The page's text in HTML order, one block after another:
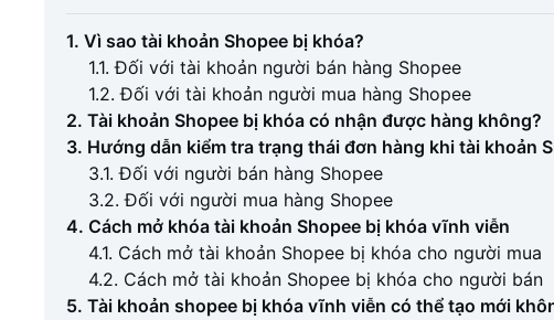
1. Vì sao tài khoản Shopee bị khóa?
1.1. Đối với tài khoản người bán hàng Shopee
1.2. Đối với tài khoản người mua hàng Shopee
2. Tài khoản Shopee bị khóa có nhận được hàng không?
3. Hướng dẫn kiểm tra trạng thái đơn hàng khi tài khoản
3.1. Đối với người bán hàng Shopee
3.2. Đối với người mua hàng Shopee
4. Cách mở khóa tài khoản Shopee bị khóa vĩnh viễn
4.1. Cách mở tài khoản Shopee bị khóa cho người mua
4.2. Cách mở tài khoản Shopee bị khóa cho người bán
5. Tài khoản shopee bị khóa vĩnh viễn có thể tạo mới